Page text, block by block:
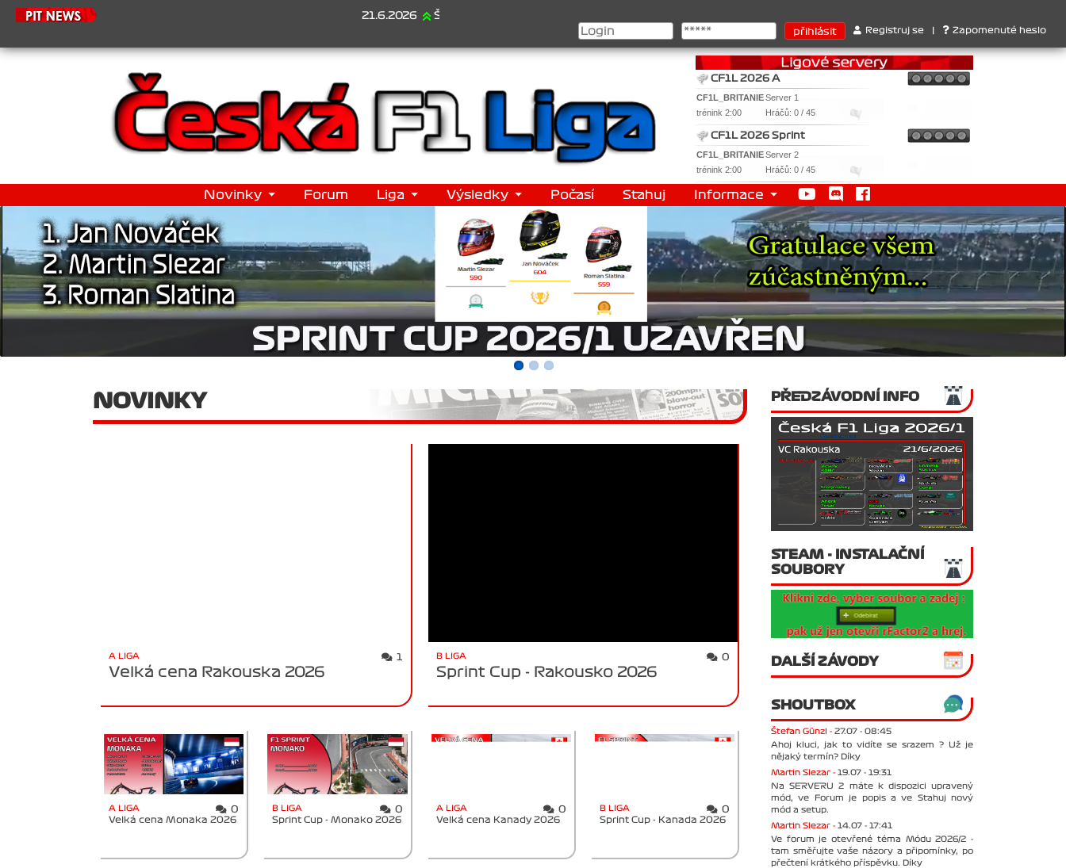
21.6.2026 Šampionát 2026/1 je za námi...1. Jan Veselý , 2. Jan Nováček , 3. Jakub Chmelík , Pohár konstruktérů : 1. Ferrari . 2.
Registruj se Zapomenuté heslo
CF1L 2026 A
CF1L_BRITANIEServer 1
trénink 2:00
Hráčů: 0 / 45
CF1L 2026 Sprint
CF1L_BRITANIEServer 2
trénink 2:00
Hráčů: 0 / 45
Novinky Forum Liga Výsledky Počasí Stahuj Informace
NOVINKY
A LIGA 1
Velká cena Rakouska 2026
B LIGA 0
Sprint Cup - Rakousko 2026
A LIGA 0
Velká cena Monaka 2026
B LIGA 0
Sprint Cup - Monako 2026
A LIGA 0
Velká cena Kanady 2026
B LIGA 0
Sprint Cup - Kanada 2026
PŘEDZÁVODNÍ INFO
STEAM - INSTALAČNÍ
SOUBORY
DALŠÍ ZÁVODY
SHOUTBOX
Štefan Günzl - 27.07 - 08:45
Ahoj kluci, jak to vidíte se srazem ? Už je
nějaký termín? Díky
Martin Slezar - 19.07 - 19:31
Na SERVERU 2 máte k dispozici upravený
mód, ve Forum je popis a ve Stahuj nový
mód a setup.
Martin Slezar - 14.07 - 17:41
Ve forum je otevřené téma Módu 2026/2 -
tam směřujte vaše názory a připomínky, po
přečtení krátkého příspěvku. Díky